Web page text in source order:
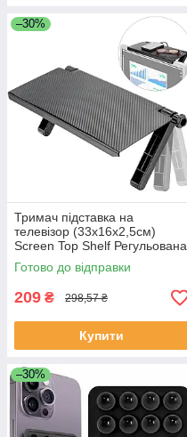
–30%
Тримач підставка на
телевізор (33x16x2,5см)
Screen Top Shelf Регульована
полиця над телевізором
Готово до відправки
209 ₴ 298,57 ₴
Купити
–30%